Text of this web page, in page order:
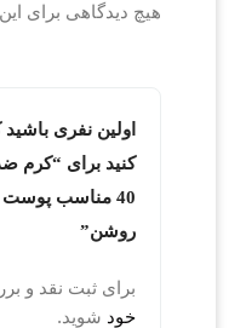
هیچ دیدگاهی برای
اولین نفری
40 مناسب
روشن”
برای ثبت نقد و
خود شوید.